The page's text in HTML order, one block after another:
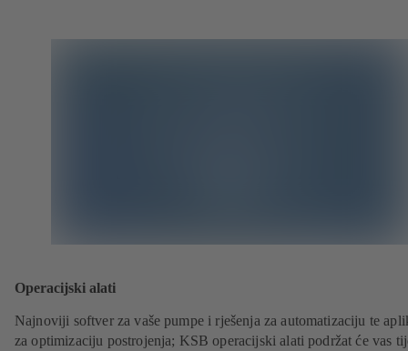
Operacijski alati
Najnoviji softver za vaše pumpe i rješenja za automatizaciju te
za optimizaciju postrojenja; KSB operacijski alati podržat će vas